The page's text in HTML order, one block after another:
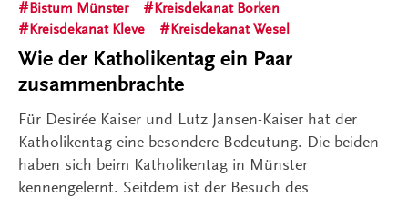
Bistum Münster
Kreisdekanat Borken
Kreisdekanat Kleve
Kreisdekanat Wesel
Wie der Katholikentag ein Paar
zusammenbrachte
Für Desirée Kaiser und Lutz Jansen-Kaiser hat der
Katholikentag eine besondere Bedeutung. Die beiden
haben sich beim Katholikentag in Münster
kennengelernt. Seitdem ist der Besuch des